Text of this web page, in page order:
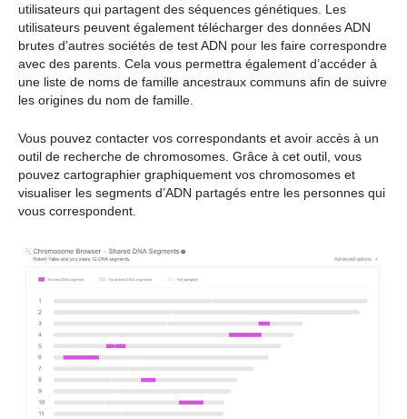
utilisateurs qui partagent des séquences génétiques. Les
utilisateurs peuvent également télécharger des données ADN
brutes d’autres sociétés de test ADN pour les faire correspondre
avec des parents. Cela vous permettra également d’accéder à
une liste de noms de famille ancestraux communs afin de suivre
les origines du nom de famille.
Vous pouvez contacter vos correspondants et avoir accès à un
outil de recherche de chromosomes. Grâce à cet outil, vous
pouvez cartographier graphiquement vos chromosomes et
visualiser les segments d’ADN partagés entre les personnes qui
vous correspondent.